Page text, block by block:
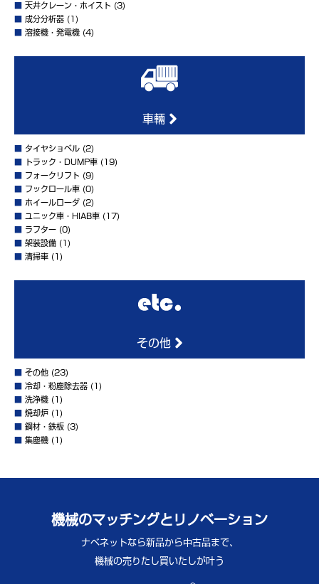
天井クレーン・ホイスト (3)
成分分析器 (1)
溶接機・発電機 (4)
車輛
タイヤショベル (2)
トラック・DUMP車 (19)
フォークリフト (9)
フックロール車 (0)
ホイールローダ (2)
ユニック車・HIAB車 (17)
ラフター (0)
架装設備 (1)
清掃車 (1)
その他
その他 (23)
冷却・粉塵除去器 (1)
洗浄機 (1)
焼却炉 (1)
鋼材・鉄板 (3)
集塵機 (1)
機械のマッチングとリノベーション
ナベネットなら新品から中古品まで、
機械の売りたし買いたしが叶う